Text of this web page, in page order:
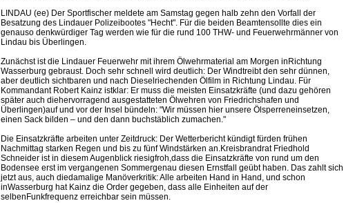
LINDAU (ee) Der Sportfischer meldete am Samstag gegen halb zehn den Vorfall der
Besatzung des Lindauer Polizeibootes "Hecht". Für die beiden Beamtensollte dies ein
genauso denkwürdiger Tag werden wie für die rund 100 THW- und Feuerwehrmänner von
Lindau bis Überlingen.
Zunächst ist die Lindauer Feuerwehr mit ihrem Ölwehrmaterial am Morgen inRichtung
Wasserburg gebraust. Doch sehr schnell wird deutlich: Der Windtreibt den sehr dünnen,
aber deutlich sichtbaren und nach Dieselriechenden Ölfilm in Richtung Lindau. Für
Kommandant Robert Kainz istklar: Er muss die meisten Einsatzkräfte (und dazu gehören
später auch diehervorragend ausgestatteten Ölwehren von Friedrichshafen und
Überlingen)auf und vor der Insel bündeln: "Wir müssen hier unsere Ölsperreneinsetzen,
einen Sack bilden – und den dann buchstäblich zumachen."
Die Einsatzkräfte arbeiten unter Zeitdruck: Der Wetterbericht kündigt fürden frühen
Nachmittag starken Regen und bis zu fünf Windstärken an.Kreisbrandrat Friedhold
Schneider ist in diesem Augenblick riesigfroh,dass die Einsatzkräfte von rund um den
Bodensee erst im vergangenen Sommergenau diesen Ernstfall geübt haben. Das zahlt sich
jetzt aus, auch diedamalige Manöverkritik: Alle arbeiten Hand in Hand, und schon
inWasserburg hat Kainz die Order gegeben, dass alle Einheiten auf der
selbenFunkfrequenz erreichbar sein müssen.